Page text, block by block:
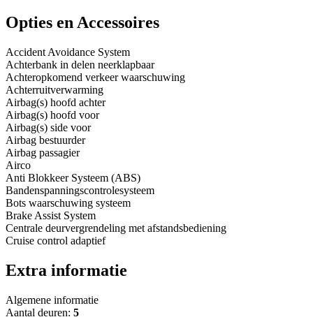
Opties en Accessoires
Accident Avoidance System
Achterbank in delen neerklapbaar
Achteropkomend verkeer waarschuwing
Achterruitverwarming
Airbag(s) hoofd achter
Airbag(s) hoofd voor
Airbag(s) side voor
Airbag bestuurder
Airbag passagier
Airco
Anti Blokkeer Systeem (ABS)
Bandenspanningscontrolesysteem
Bots waarschuwing systeem
Brake Assist System
Centrale deurvergrendeling met afstandsbediening
Cruise control adaptief
Extra informatie
Algemene informatie
Aantal deuren: 5